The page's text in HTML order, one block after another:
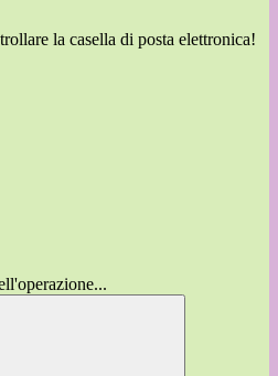
la casella di posta elettronica!